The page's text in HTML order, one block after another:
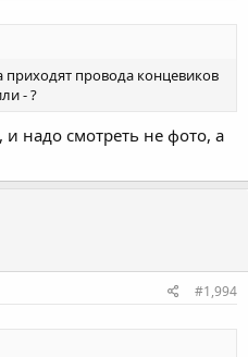
приходят провода концевиков
- ?
надо смотреть не фото, а
#1,994